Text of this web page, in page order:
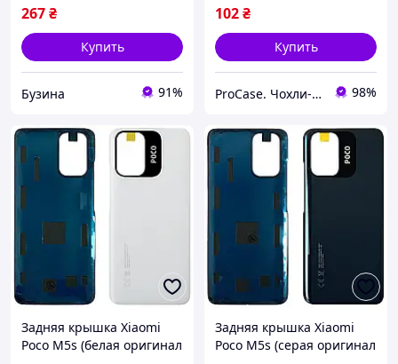
267₴
Купить
Бузина 91%
102₴
Купить
ProCase. Чохли-книжки 98%
Задняя крышка Xiaomi
Poco M5s (белая оригинал
Задняя крышка Xiaomi
Poco M5s (серая оригинал